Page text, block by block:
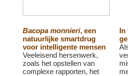
Bacopa monnieri, een
natuurlijke smartdrug
voor intelligente mensen
Veeleisend hersenwerk,
zoals het opstellen van
complexe rapporten, het
In